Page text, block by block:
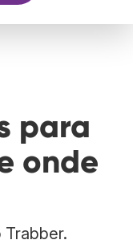
para
onde
Trabber.